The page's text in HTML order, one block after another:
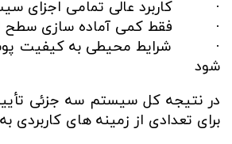
· کاربرد عالی تمامی اجزای
· فقط کمی آماده سازی سطح
· شرایط محیطی به کیفیت
شود
برای تعدادی از زمینه های کاربردی